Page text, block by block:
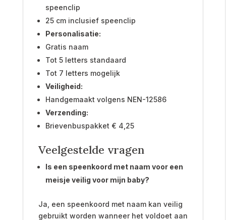
speenclip
25 cm inclusief speenclip
Personalisatie:
Gratis naam
Tot 5 letters standaard
Tot 7 letters mogelijk
Veiligheid:
Handgemaakt volgens NEN-12586
Verzending:
Brievenbuspakket € 4,25
Veelgestelde vragen
Is een speenkoord met naam voor een
meisje veilig voor mijn baby?
Ja, een speenkoord met naam kan veilig
gebruikt worden wanneer het voldoet aan